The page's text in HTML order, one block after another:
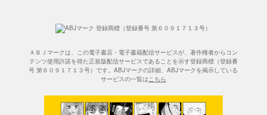
ＡＢＪマークは、この電子書店・電子書籍配信サービスが、著作権者からコン
テンツ使用許諾を得た正規版配信サービスであることを示す登録商標（登録番
号 第６０９１７１３号）です。ABJマークの詳細、ABJマークを掲示している
サービスの一覧はこちら